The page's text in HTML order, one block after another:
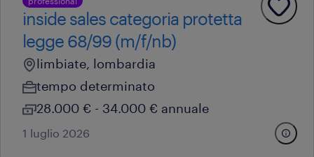
inside sales categoria protetta
legge 68/99 (m/f/nb)
limbiate, lombardia
tempo determinato
28.000 € - 34.000 € annuale
1 luglio 2026